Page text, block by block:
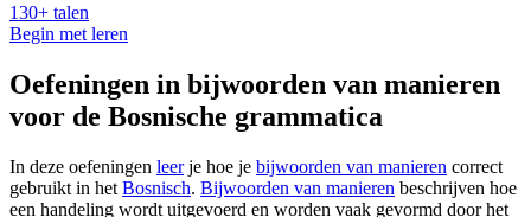
130+ talen
Begin met leren
Oefeningen in bijwoorden van manieren
voor de Bosnische grammatica
In deze oefeningen leerje hoe je bijwoorden van manieren correct
gebruikt in het Bosnisch. Bijwoorden van manieren beschrijven hoe
een handeling wordt uitgevoerd en worden vaak gevormd door het